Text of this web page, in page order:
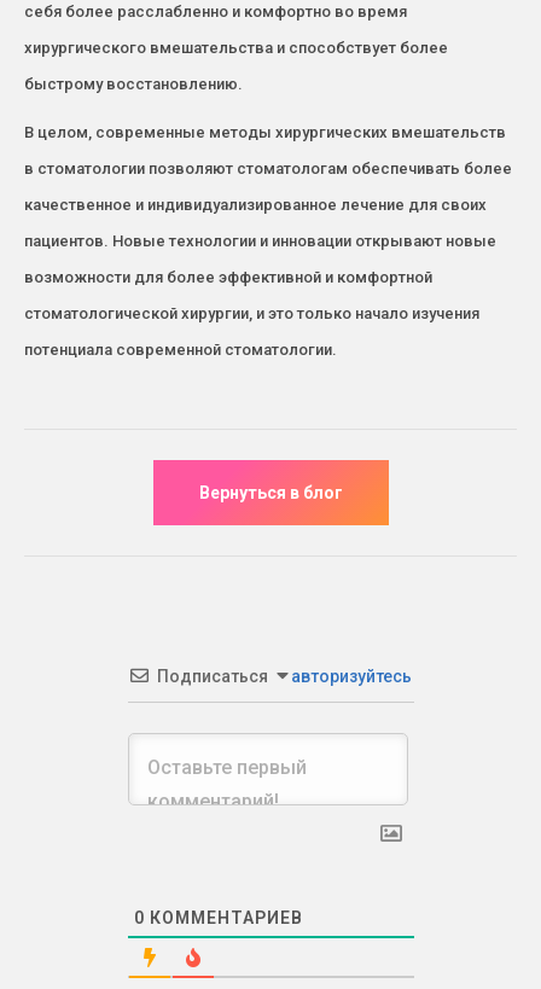
себя более расслабленно и комфортно во время
хирургического вмешательства и способствует более
быстрому восстановлению.
В целом, современные методы хирургических вмешательств
в стоматологии позволяют стоматологам обеспечивать более
качественное и индивидуализированное лечение для своих
пациентов. Новые технологии и инновации открывают новые
возможности для более эффективной и комфортной
стоматологической хирургии, и это только начало изучения
потенциала современной стоматологии.
Подписаться авторизуйтесь
0 КОММЕНТАРИЕВ